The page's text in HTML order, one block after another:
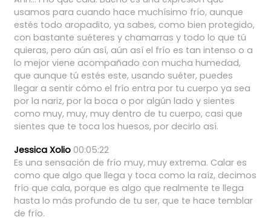
usamos para cuando hace muchísimo frío, aunque
estés todo aropadito, ya sabes, como bien protegido,
con bastante suéteres y chamarras y todo lo que tú
quieras, pero aún así, aún así el frío es tan intenso o a
lo mejor viene acompañado con mucha humedad,
que aunque tú estés este, usando suéter, puedes
llegar a sentir cómo el frío entra por tu cuerpo ya sea
por la nariz, por la boca o por algún lado y sientes
como muy, muy, muy dentro de tu cuerpo, casi que
sientes que te toca los huesos, por decirlo así.
Jessica Xolio 00:05:22
Es una sensación de frío muy, muy extrema. Calar es
como que algo que llega y toca como la raíz, decimos
frío que cala, porque es algo que realmente te llega
hasta lo más profundo de tu ser, que te hace temblar
de frío.